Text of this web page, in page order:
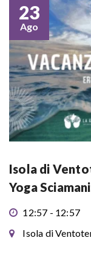
23
Ago
Isola di
Yoga
12:57 - 12:57
Isola di